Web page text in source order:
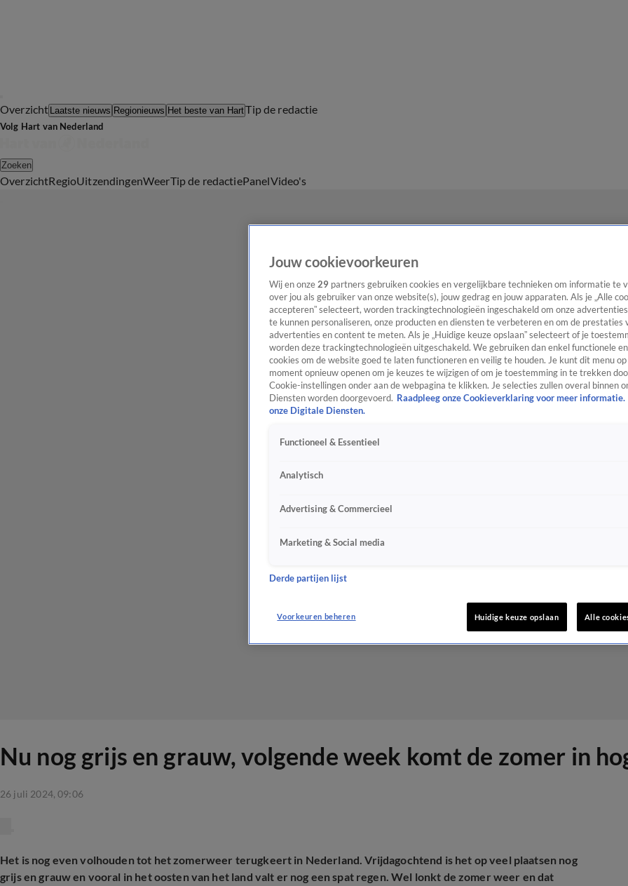
Overzicht Laatste nieuws Regionieuws Het beste van HartTip de redactie
Volg Hart van Nederland
Zoeken
OverzichtRegioUitzendingenWeerTip de redactiePanelVideo's
Nu nog grijs en grauw, volgende week komt de zomer in
26 juli 2024, 09:06
Het is nog even volhouden tot het zomerweer terugkeert in Nederland. Vrijdagochtend is het op veel plaatsen nog
grijs en grauw en vooral in het oosten van het land valt er nog een spat regen. Wel lonkt de zomer weer en dat
Jouw cookievoorkeuren
Wij en onze 29 partners gebruiken cookies en vergelijkbare technieken om informatie te
over jou als gebruiker van onze website(s), jouw gedrag en jouw apparaten. Als je „Alle
accepteren” selecteert, worden trackingtechnologieën ingeschakeld om onze
te kunnen personaliseren, onze producten en diensten te verbeteren en om de prestaties
advertenties en content te meten. Als je „Huidige keuze opslaan” selecteert of je
worden deze trackingtechnologieën uitgeschakeld. We gebruiken dan enkel functionele
cookies om de website goed te laten functioneren en veilig te houden. Je kunt dit menu
moment opnieuw openen om je keuzes te wijzigen of om je toestemming in te trekken
Cookie-instellingen onder aan de webpagina te klikken. Je selecties zullen overal binnen
Diensten worden doorgevoerd. Raadpleeg onze Cookieverklaring voor meer informatie.
onze Digitale Diensten.
Functioneel & Essentieel
Analytisch
Advertising & Commercieel
Marketing & Social media
Derde partijen lijst
Voorkeuren beheren Huidige keuze opslaan Alle